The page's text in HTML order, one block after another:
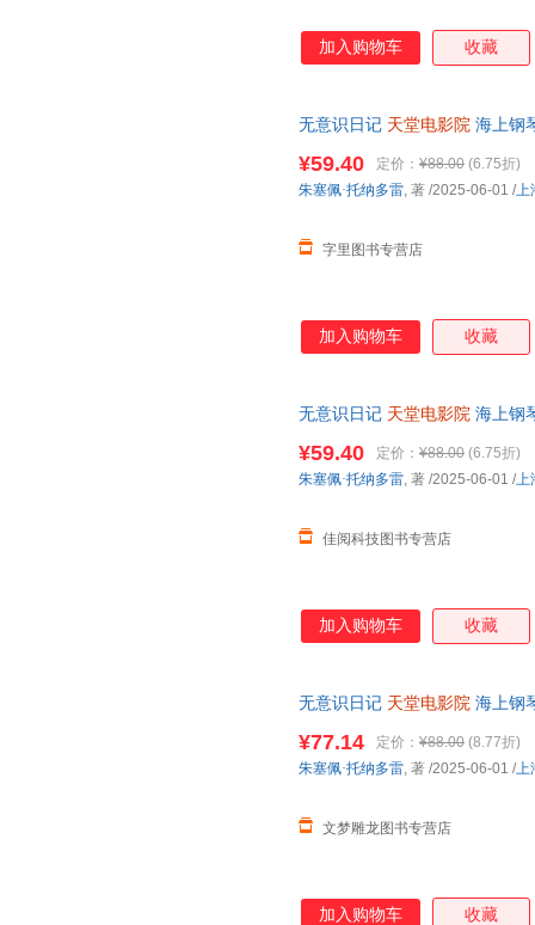
加入购物车 收藏
无意识日记 天堂电影院 海上钢
¥59.40 定价： ¥88.00 (6.75折)
字里图书专营店
朱塞佩·托纳多雷, 著 /2025-06-01 /上
加入购物车 收藏
无意识日记 天堂电影院 海上钢
¥59.40 定价： ¥88.00 (6.75折)
佳阅科技图书专营店
朱塞佩·托纳多雷, 著 /2025-06-01 /上
加入购物车 收藏
无意识日记 天堂电影院 海上钢
严者慎拍
¥77.14 定价： ¥88.00 (8.77折)
文梦雕龙图书专营店
朱塞佩·托纳多雷, 著 /2025-06-01 /上
加入购物车 收藏